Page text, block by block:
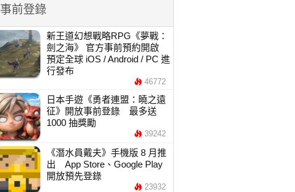
事前登錄
新王道幻想戰略RPG《夢戰：
劍之海》 官方事前預約開啟
預定全球 iOS / Android / PC 進
行發布
46772
日本手遊《勇者連盟：曉之遠
征》開放事前登錄 最多送
1000 抽獎勵
39242
《潛水員戴夫》手機版 8 月推
出 App Store、Google Play
開放預先登錄
23932